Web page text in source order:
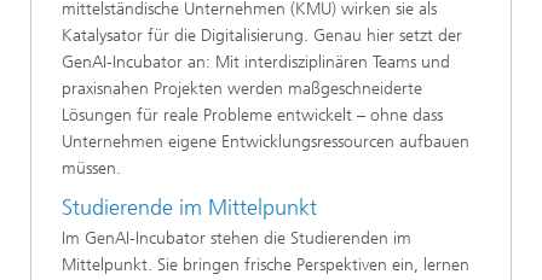
mittelständische Unternehmen (KMU) wirken sie als
Katalysator für die Digitalisierung. Genau hier setzt der
GenAI-Incubator an: Mit interdisziplinären Teams und
praxisnahen Projekten werden maßgeschneiderte
Lösungen für reale Probleme entwickelt – ohne dass
Unternehmen eigene Entwicklungsressourcen aufbauen
müssen.
Studierende im Mittelpunkt
Im GenAI-Incubator stehen die Studierenden im
Mittelpunkt. Sie bringen frische Perspektiven ein, lernen